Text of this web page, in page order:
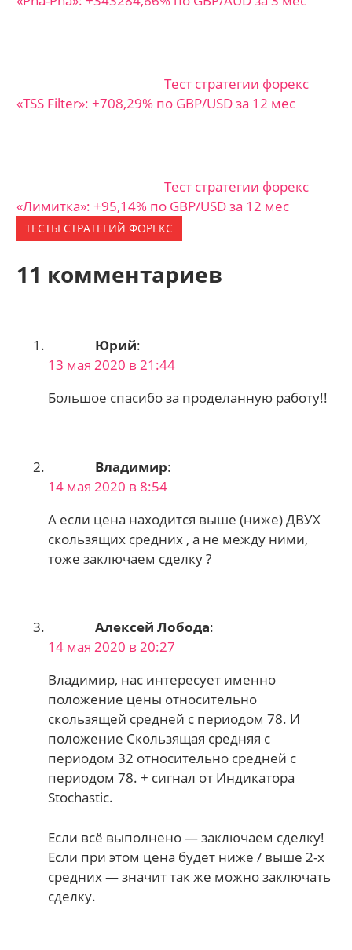
Тест стратегии форекс
«TSS Filter»: +708,29% по GBP/USD за 12 мес
Тест стратегии форекс
«Лимитка»: +95,14% по GBP/USD за 12 мес
ТЕСТЫ СТРАТЕГИЙ ФОРЕКС
11 комментариев
Юрий:
13 мая 2020 в 21:44
Большое спасибо за проделанную работу!!
Владимир:
14 мая 2020 в 8:54
А если цена находится выше (ниже) ДВУХ
скользящих средних , а не между ними,
тоже заключаем сделку ?
Алексей Лобода:
14 мая 2020 в 20:27
Владимир, нас интересует именно
положение цены относительно
скользящей средней с периодом 78. И
положение Скользящая средняя с
периодом 32 относительно средней с
периодом 78. + сигнал от Индикатора
Stochastic.
Если всё выполнено — заключаем сделку!
Если при этом цена будет ниже / выше 2-х
средних — значит так же можно заключать
сделку.